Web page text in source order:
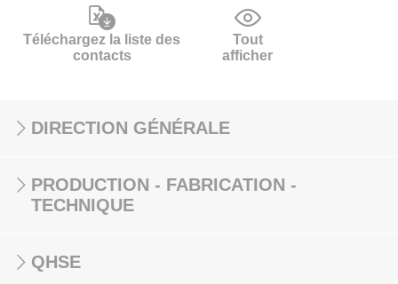
Téléchargez la liste des
contacts
Tout
afficher
DIRECTION GÉNÉRALE
PRODUCTION - FABRICATION -
TECHNIQUE
QHSE